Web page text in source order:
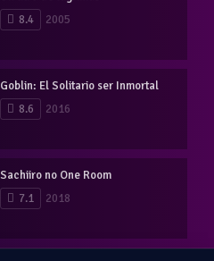
8.4
2005
Goblin: El Solitario ser Inmortal
8.6
2016
Sachiiro no One Room
7.1
2018